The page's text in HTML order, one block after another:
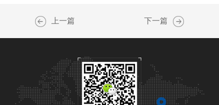
上一篇 下一篇